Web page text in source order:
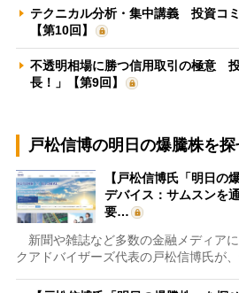
テクニカル分析・集中講義 投資コ
【第10回】
不透明相場に勝つ信用取引の極意
長！」【第9回】
戸松信博の明日の爆騰株を探
【戸松信博氏「明日の
デバイス：サムスンを
要…
新聞や雑誌など多数の金融メディア
クアドバイザーズ代表の戸松信博氏が